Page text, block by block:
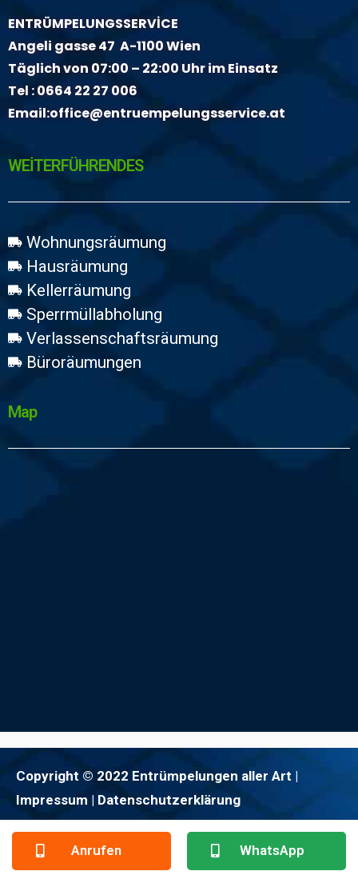
ENTRÜMPELUNGSSERVİCE
Angeli gasse 47 A-1100 Wien
Täglich von 07:00 – 22:00 Uhr im Einsatz
Tel :0664 22 27 006
Email:office@entruempelungsservice.at
WEİTERFÜHRENDES
Wohnungsräumung
Hausräumung
Kellerräumung
Sperrmüllabholung
Verlassenschaftsräumung
Büroräumungen
Map
Copyright © 2022 Entrümpelungen aller Art |
Impressum | Datenschutzerklärung
Anrufen WhatsApp